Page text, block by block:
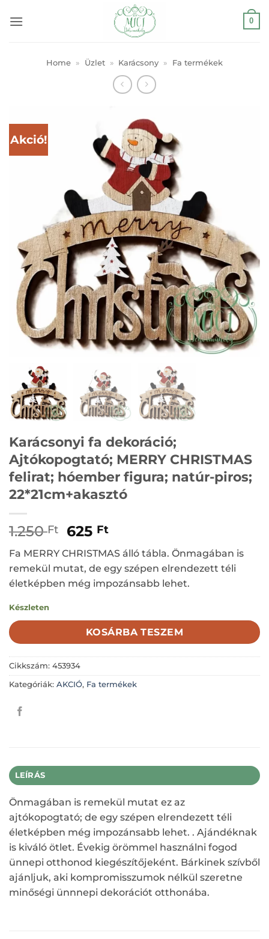
0
Home » Üzlet » Karácsony » Fa termékek
Akció!
Karácsonyi fa dekoráció;
Ajtókopogtató; MERRY CHRISTMAS
felirat; hóember figura; natúr-piros;
22*21cm+akasztó
1.250Ft
Original
was:
1.250 Ft.
625 FtCurrent
is:
625 Ft.
Fa MERRY CHRISTMAS álló tábla. Önmagában is
remekül mutat, de egy szépen elrendezett téli
életképben még impozánsabb lehet.
Készleten
KOSÁRBA TESZEM
Cikkszám: 453934
Kategóriák: AKCIÓ, Fa termékek
LEÍRÁS
Önmagában is remekül mutat ez az
ajtókopogtató; de egy szépen elrendezett téli
életképben még impozánsabb lehet. . Ajándéknak
is kiváló ötlet. Évekig örömmel használni fogod
ünnepi otthonod kiegészítőjeként. Bárkinek szívből
ajánljuk, aki kompromisszumok nélkül szeretne
minőségi ünnnepi dekorációt otthonába.